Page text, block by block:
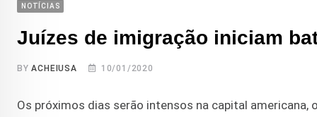
NOTÍCIAS
Juízes de imigração iniciam
BYACHEIUSA 10/01/2020
Os próximos dias serão intensos na capital